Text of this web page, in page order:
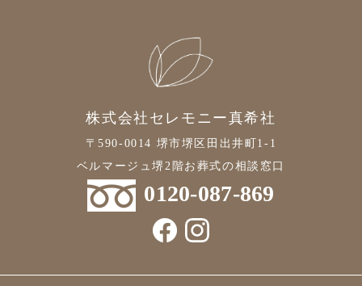
株式会社セレモニー真希社
〒590-0014 堺市堺区田出井町1-1
ベルマージュ堺2階お葬式の相談窓口
0120-087-869